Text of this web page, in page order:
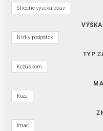
Stredne vysoká obuv
Nízky podpätok
TYP
Kožúškom
Koža
Imac